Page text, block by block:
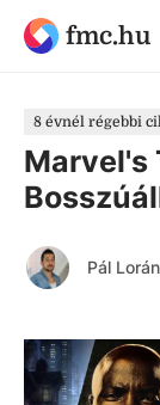
fmc.hu
8 évnél régebbi
Marvel's
Pál